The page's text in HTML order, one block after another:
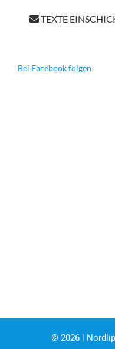
TEXTE
Bei Facebook folgen
© 2026 |